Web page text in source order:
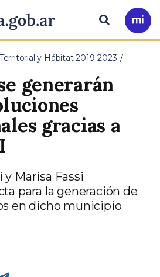
Ir
a
Buscar
y Hábitat 2019-2023
generarán
gracias a
Marisa Fassi
para la generación de
en dicho municipio